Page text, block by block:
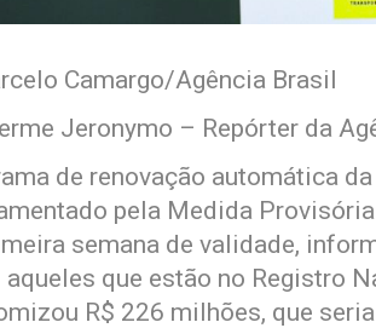
Camargo/Agência Brasil
Jeronymo – Repórter da
de renovação automática
pela Medida
semana de validade,
que estão no Registro
R$ 226 milhões, que